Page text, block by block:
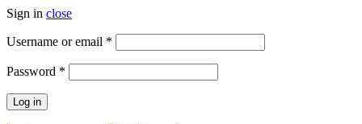
Sign in close
Username or email *
Password *
Log in